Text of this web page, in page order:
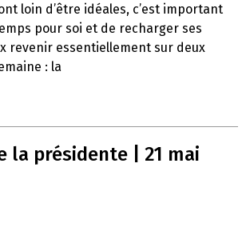
loin d’être idéales, c’est important
pour soi et de recharger ses
revenir essentiellement sur deux
: la
la présidente | 21 mai